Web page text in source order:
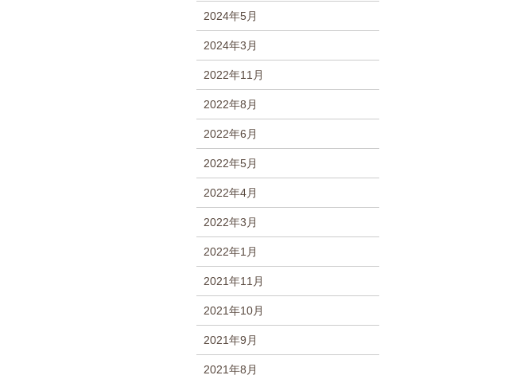
2024年5月
2024年3月
2022年11月
2022年8月
2022年6月
2022年5月
2022年4月
2022年3月
2022年1月
2021年11月
2021年10月
2021年9月
2021年8月